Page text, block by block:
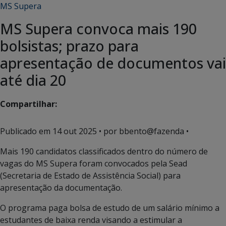
MS Supera
MS Supera convoca mais 190
bolsistas; prazo para
apresentação de documentos vai
até dia 20
Compartilhar:
Publicado em 14 out 2025 • por bbento@fazenda •
Mais 190 candidatos classificados dentro do número de
vagas do MS Supera foram convocados pela Sead
(Secretaria de Estado de Assistência Social) para
apresentação da documentação.
O programa paga bolsa de estudo de um salário mínimo a
estudantes de baixa renda visando a estimular a